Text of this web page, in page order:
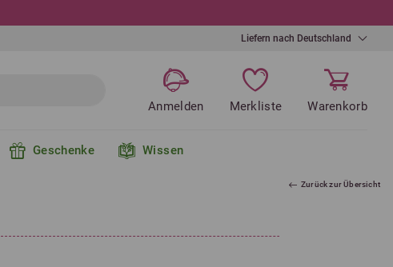
Liefern nach Deutschland
Anmelden Merkliste Warenkorb
Geschenke Wissen
Zurück zur Übersicht